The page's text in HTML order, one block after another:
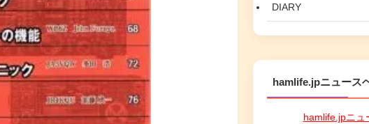
DIARY
hamlife.jpニュース
hamlife.jpニュ